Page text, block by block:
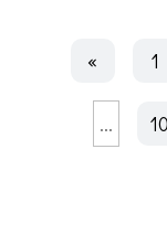
« 1
... 10